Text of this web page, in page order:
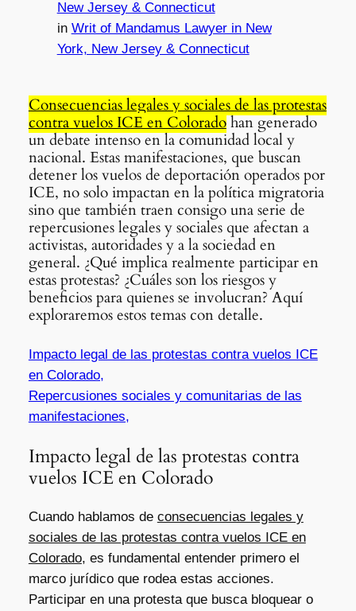
New Jersey & Connecticut
in Writ of Mandamus Lawyer in New
York, New Jersey & Connecticut
Consecuencias legales y sociales de las protestas
contra vuelos ICE en Coloradohan generado
un debate intenso en la comunidad local y
nacional. Estas manifestaciones, que buscan
detener los vuelos de deportación operados por
ICE, no solo impactan en la política migratoria
sino que también traen consigo una serie de
repercusiones legales y sociales que afectan a
activistas, autoridades y a la sociedad en
general. ¿Qué implica realmente participar en
estas protestas? ¿Cuáles son los riesgos y
beneficios para quienes se involucran? Aquí
exploraremos estos temas con detalle.
Impacto legal de las protestas contra vuelos ICE
en Colorado,
Repercusiones sociales y comunitarias de las
manifestaciones,
Impacto legal de las protestas contra
vuelos ICE en Colorado
Cuando hablamos de consecuencias legales y
sociales de las protestas contra vuelos ICE en
Colorado, es fundamental entender primero el
marco jurídico que rodea estas acciones.
Participar en una protesta que busca bloquear o